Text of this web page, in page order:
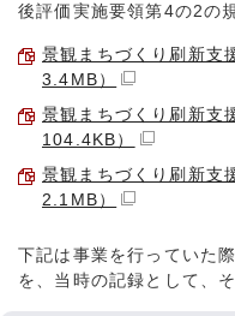
後評価実施要領第4の2の
景観まちづくり刷新
3.4MB）
景観まちづくり刷新
104.4KB）
景観まちづくり刷新
2.1MB）
下記は事業を行っていた
を、当時の記録として、